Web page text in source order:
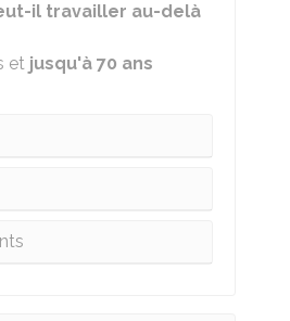
il travailler au-delà
et jusqu'à 70 ans